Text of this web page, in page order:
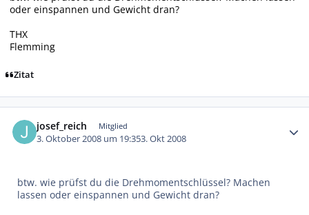
oder einspannen und Gewicht dran?
THX
Flemming
Zitat
josef_reich Mitglied
3. Oktober 2008 um 19:353. Okt 2008
btw. wie prüfst du die Drehmomentschlüssel? Machen
lassen oder einspannen und Gewicht dran?